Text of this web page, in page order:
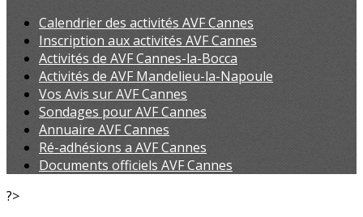
Calendrier des activités AVF Cannes
Inscription aux activités AVF Cannes
Activités de AVF Cannes-la-Bocca
Activités de AVF Mandelieu-la-Napoule
Vos Avis sur AVF Cannes
Sondages pour AVF Cannes
Annuaire AVF Cannes
Ré-adhésions a AVF Cannes
Documents officiels AVF Cannes
?>